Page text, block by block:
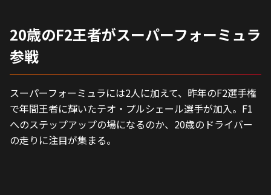
20歳のF2王者がスーパーフォーミュラ
参戦
スーパーフォーミュラには2人に加えて、昨年のF2選手権
で年間王者に輝いたテオ・プルシェール選手が加入。F1
へのステップアップの場になるのか、20歳のドライバー
の走りに注目が集まる。